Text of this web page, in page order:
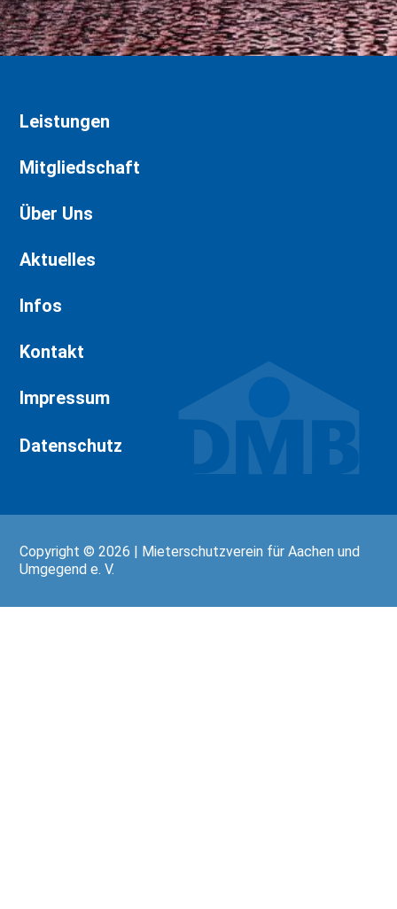
Leistungen
Mitgliedschaft
Über Uns
Aktuelles
Infos
Kontakt
Impressum
Datenschutz
Copyright © 2026 | Mieterschutzverein für Aachen und
Umgegend e. V.